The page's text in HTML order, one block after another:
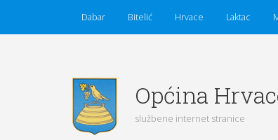
Dabar Bitelić Hrvace Laktac
Općina
službene internet stranice